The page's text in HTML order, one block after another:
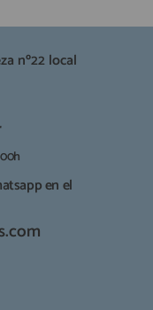
nº22 local
en el